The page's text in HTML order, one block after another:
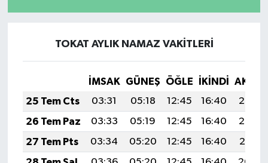
TOKAT AYLIK NAMAZ VAKITLERI
İMSAK GÜNEŞ ÖĞLE İKINDI
25 Tem Cts
03:31 05:18 12:45 16:40
20:03
26 Tem Paz
03:33 05:19 12:45 16:40
20:02
27 Tem Pts
03:34 05:20 12:45 16:40
20:01
TEKNOLOJİ
YAŞAM